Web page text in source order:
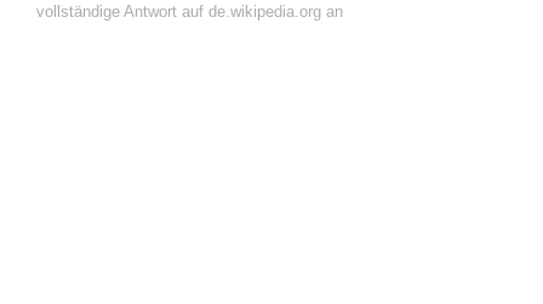
vollständige Antwort auf de.wikipedia.org an